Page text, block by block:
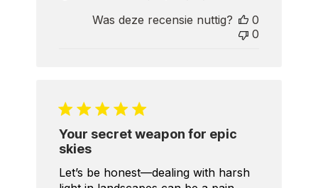
Was deze recensie nuttig?
0
0
Your secret weapon for epic
skies
Let’s be honest—dealing with harsh